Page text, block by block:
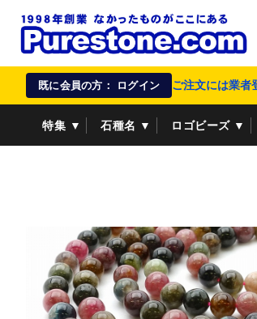
既に会員の方： ログイン ご注文には業
特集 ▼ 石種名 ▼ ロゴビーズ ▼